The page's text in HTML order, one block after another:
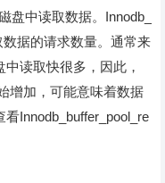
盘中读取数据。Innodb_
据的请求数量。通常来
读取快很多，因此，
增加，可能意味着数据
Innodb_buffer_pool_re